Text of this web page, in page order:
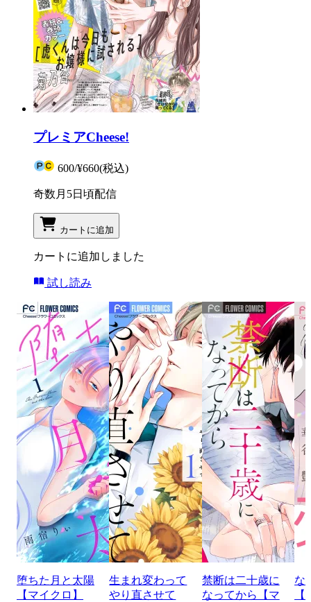
プレミアCheese!
600/¥660(税込)
奇数月5日頃配信
カートに追加
カートに追加しました
試し読み
堕ちた月と太陽
【マイクロ】
生まれ変わって
やり直させて
禁断は二十歳に
なってから【マ
な